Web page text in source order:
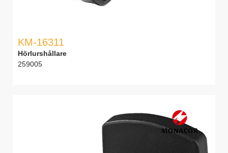
KM-16311
Hörlurshållare
259005